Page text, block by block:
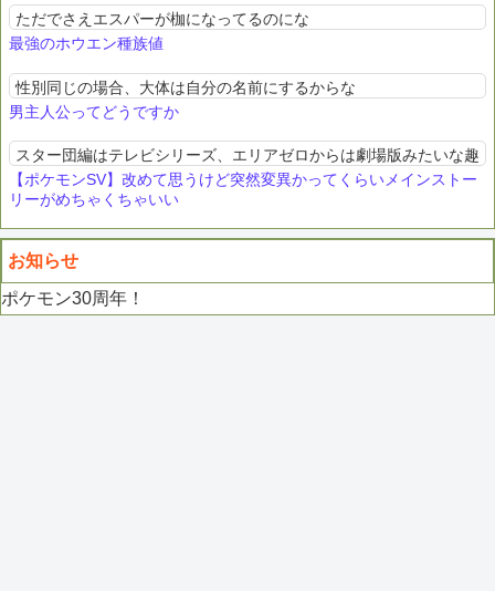
ただでさえエスパーが枷になってるのにな
最強のホウエン種族値
性別同じの場合、大体は自分の名前にするからな
男主人公ってどうですか
スター団編はテレビシリーズ、エリアゼロからは劇場版みたいな趣
【ポケモンSV】改めて思うけど突然変異かってくらいメインストー
リーがめちゃくちゃいい
お知らせ
ポケモン30周年！